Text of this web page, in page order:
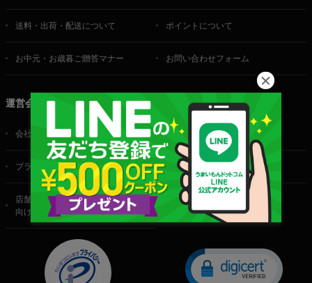
送料・出荷・配送について ポイントについて
お中元・お歳暮ご贈答マナー お問い合わせフォーム
運営会社
会社概要 ご利用規約
プライバシーポリシー 特定商取引法に基づく表記
店舗・法人・生産者様
向けのお問い合わせ